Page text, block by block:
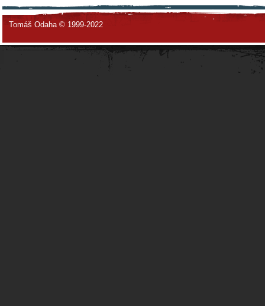
Tomáš Odaha © 1999-2022